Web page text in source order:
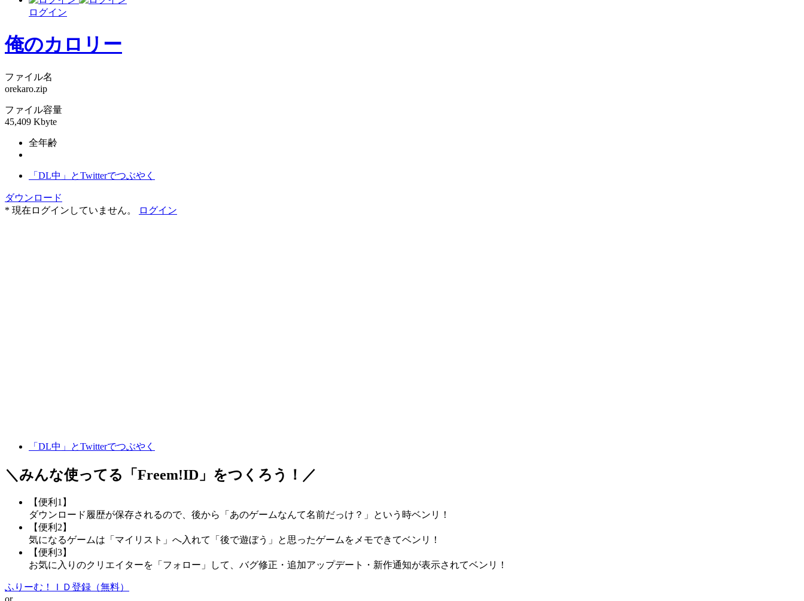
ログイン
俺のカロリー
ファイル名
orekaro.zip
ファイル容量
45,409 Kbyte
全年齢
「DL中」とTwitterでつぶやく
ダウンロード
* 現在ログインしていません。
ログイン
「DL中」とTwitterでつぶやく
＼みんな使ってる「 Freem!ID 」をつくろう！／
【便利1】
ダウンロード履歴が保存されるので、後から「あのゲームなんて名前だっけ？」という時ベンリ！
【便利2】
気になるゲームは「マイリスト」へ入れて「後で遊ぼう」と思ったゲームをメモできてベンリ！
【便利3】
お気に入りのクリエイターを「フォロー」して、バグ修正・追加アップデート・新作通知が表示されてベンリ！
ふりーむ！ＩＤ登録（無料）
or